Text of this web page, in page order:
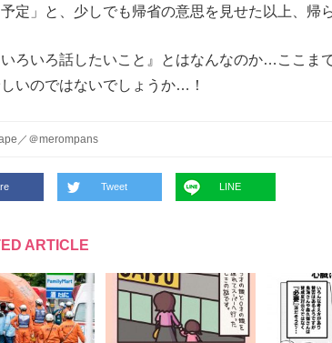
予定」と、少しでも帰省の意思を見せた以上、帰
ろいろ話したいこと』とはなんなのか…ここま
いのではないでしょうか…！
／ ＠merompans
Tweet LINE
ARTICLE